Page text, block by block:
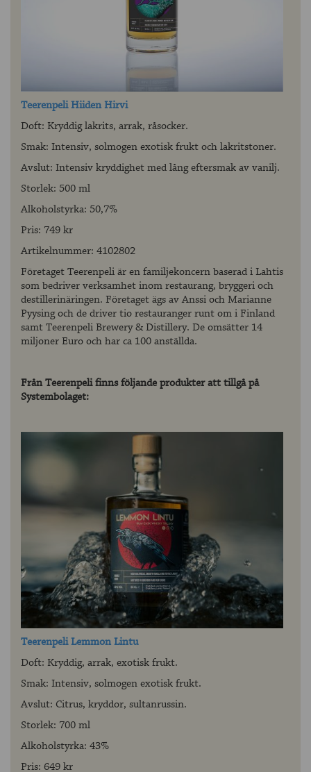
Teerenpeli Hiiden Hirvi
Doft: Kryddig lakrits, arrak, råsocker.
Smak: Intensiv, solmogen exotisk frukt och lakritstoner.
Avslut: Intensiv kryddighet med lång eftersmak av vanilj.
Storlek: 500 ml
Alkoholstyrka: 50,7%
Pris: 749 kr
Artikelnummer: 4102802
Företaget Teerenpeli är en familjekoncern baserad i Lahtis
som bedriver verksamhet inom restaurang, bryggeri och
destillerinäringen. Företaget ägs av Anssi och Marianne
Pyysing och de driver tio restauranger runt om i Finland
samt Teerenpeli Brewery & Distillery. De omsätter 14
miljoner Euro och har ca 100 anställda.
Från Teerenpeli finns följande produkter att tillgå på
Systembolaget:
Teerenpeli Lemmon Lintu
Doft: Kryddig, arrak, exotisk frukt.
Smak: Intensiv, solmogen exotisk frukt.
Avslut: Citrus, kryddor, sultanrussin.
Storlek: 700 ml
Alkoholstyrka: 43%
Pris: 649 kr